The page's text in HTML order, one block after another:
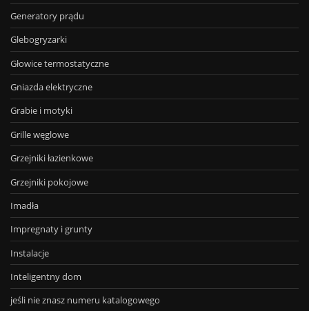
Generatory prądu
Glebogryzarki
Głowice termostatyczne
Gniazda elektryczne
Grabie i motyki
Grille węglowe
Grzejniki łazienkowe
Grzejniki pokojowe
Imadła
Impregnaty i grunty
Instalacje
Inteligentny dom
jeśli nie znasz numeru katalogowego